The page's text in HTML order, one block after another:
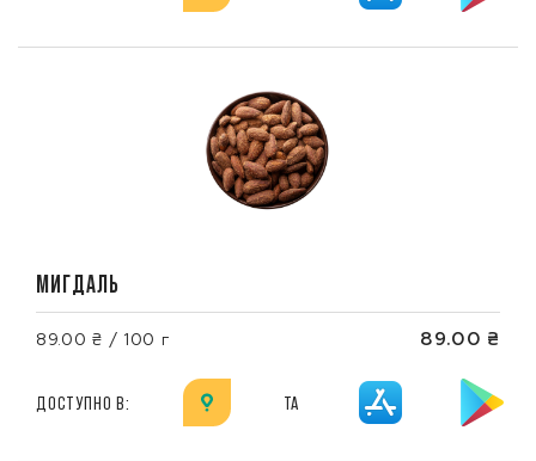
МИГДАЛЬ
89.00 ₴ / 100 г 89.00 ₴
ДОСТУПНО В: ТА